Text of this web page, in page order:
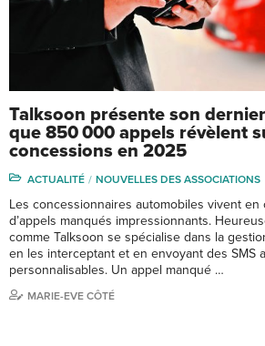
Talksoon présente son
que 850 000 appels révèlent
concessions en 2025
ACTUALITÉ NOUVELLES DES ASSOCIATIONS
Les concessionnaires automobiles vivent
d’appels manqués impressionnants.
comme Talksoon se spécialise dans la
en les interceptant et en envoyant des SMS
personnalisables. Un appel manqué …
MARIE-EVE CÔTÉ